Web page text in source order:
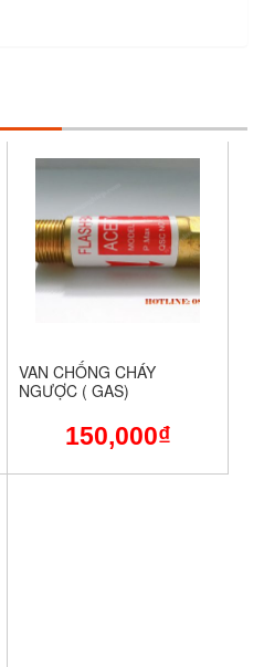
VAN CHỐNG CHÁY
NGƯỢC ( GAS)
150,000₫